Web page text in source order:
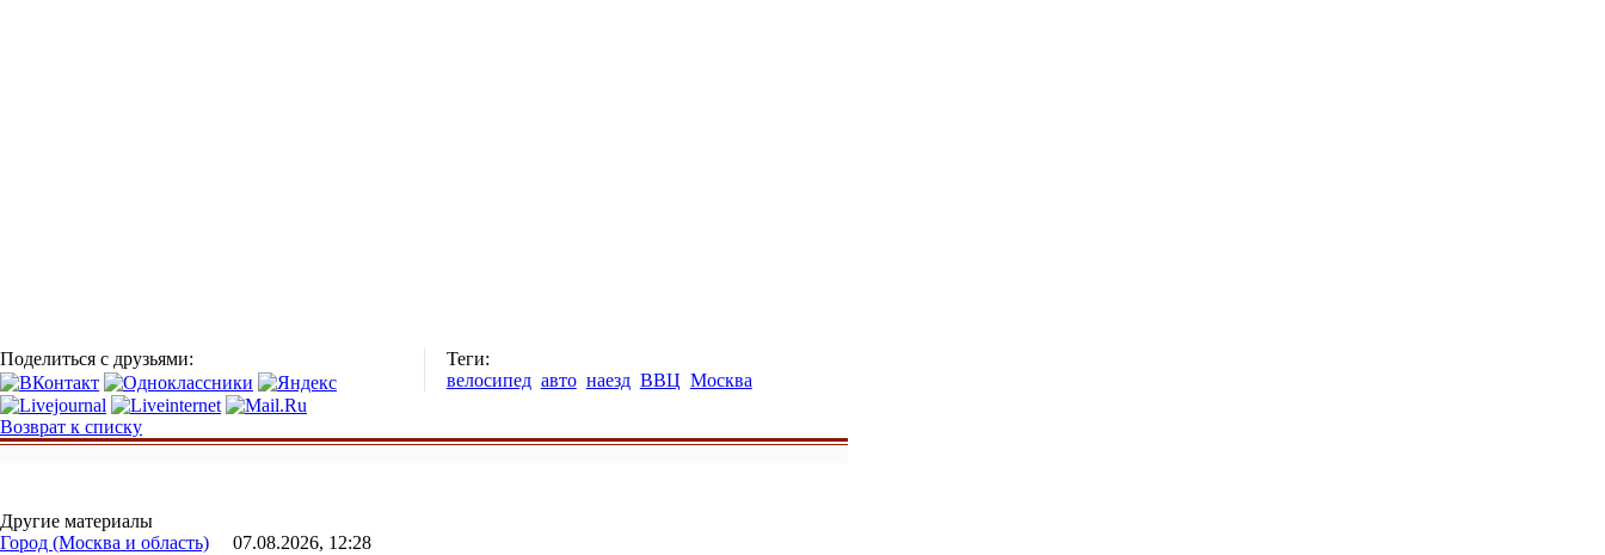
Поделиться с друзьями:
Теги:
велосипед авто наезд ВВЦ Москва
Возврат к списку
Другие материалы
Город (Москва и область) 07.08.2026, 12:28